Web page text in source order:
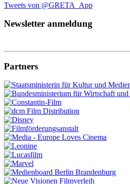
Tweets von @GRETA_App
Newsletter anmeldung
Partners